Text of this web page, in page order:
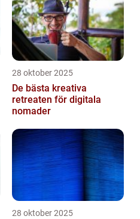
28 oktober 2025
De bästa kreativa
retreaten för digitala
nomader
28 oktober 2025